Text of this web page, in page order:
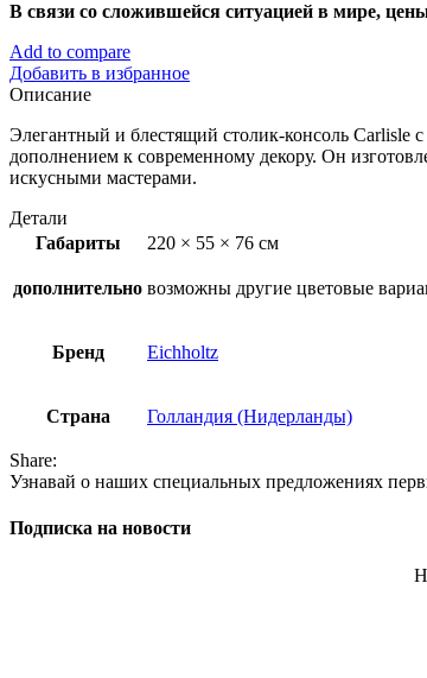
В связи со сложившейся ситуацией в мире,
Add to compare
Добавить в избранное
Описание
Элегантный и блестящий столик-консоль
дополнением к современному декору. Он
искусными мастерами.
Детали
Габариты
220 × 55 × 76 см
дополнительно возможны другие цветовые
Бренд Eichholtz
Страна Голландия (Нидерланды)
Share:
Узнавай о наших специальных предложениях
Подписка на новости